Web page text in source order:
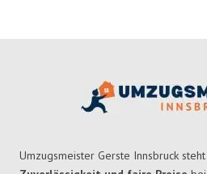
Umzugsmeister Gerste Innsbruck